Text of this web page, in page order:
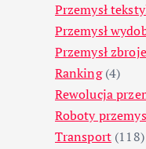
Przemysł
Przemysł
Przemysł
Ranking(4)
Rewolucja
Roboty
Transport (118)